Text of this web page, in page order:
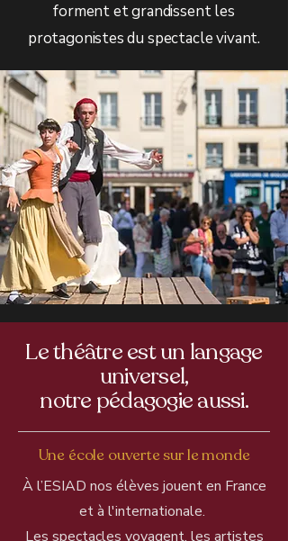
forment et grandissent les
protagonistes du spectacle vivant.
Le théâtre est un langage
universel,
notre pédagogie aussi.
Une école ouverte sur le monde
À l’ESIAD nos élèves jouent en France
et à l'internationale.
Les spectacles voyagent, les artistes